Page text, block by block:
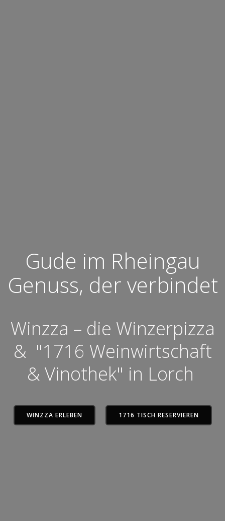
Gude im Rheingau
Genuss, der verbindet
Winzza – die Winzerpizza
& "1716 Weinwirtschaft
& Vinothek" in Lorch
WINZZA ERLEBEN 1716 TISCH RESERVIEREN